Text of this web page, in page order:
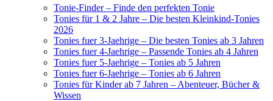
Tonie-Finder – Finde den perfekten Tonie
Tonies für 1 & 2 Jahre – Die besten Kleinkind-Tonies
2026
Tonies fuer 3-Jaehrige – Die besten Tonies ab 3 Jahren
Tonies fuer 4-Jaehrige – Passende Tonies ab 4 Jahren
Tonies fuer 5-Jaehrige – Tonies ab 5 Jahren
Tonies fuer 6-Jaehrige – Tonies ab 6 Jahren
Tonies für Kinder ab 7 Jahren – Abenteuer, Bücher &
Wissen